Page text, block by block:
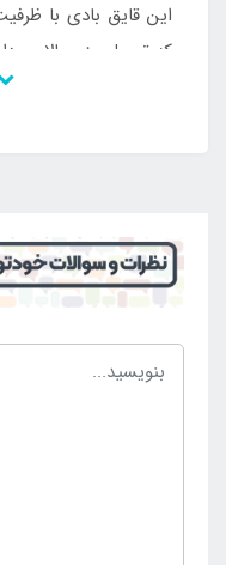
این قایق بادی با
که تحمل وزن بالایی
بتوانند از داشتن
دارای پمپ باد
خرید پمپ باد های
همچنین دارای
هزینه مجزا بتوان
لذت برد و نیازی به